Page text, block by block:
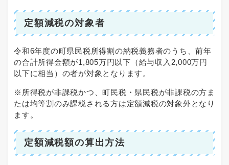
定額減税の対象者
令和6年度の町県民税所得割の納税義務者のうち、前年
の合計所得金額が1,805万円以下（給与収入2,000万円
以下に相当）の者が対象となります。
※所得税が非課税かつ、町民税・県民税が非課税の方ま
たは均等割のみ課税される方は定額減税の対象外となり
ます。
定額減税額の算出方法